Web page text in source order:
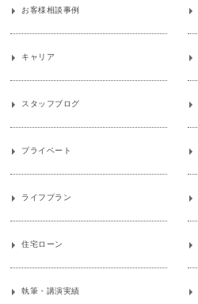
お客様相談事例
キャリア
スタッフブログ
プライベート
ライフプラン
住宅ローン
執筆・講演実績